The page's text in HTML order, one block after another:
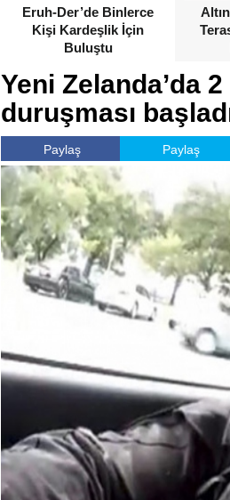
Eruh-Der’de Binlerce
Kişi Kardeşlik İçin
Buluştu
Yeni Zelanda’da
duruşması
Paylaş Paylaş